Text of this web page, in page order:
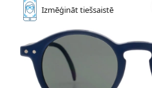
Izmēģināttiešsaistē